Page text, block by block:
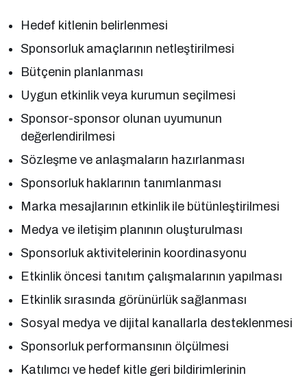
Hedef kitlenin belirlenmesi
Sponsorluk amaçlarının netleştirilmesi
Bütçenin planlanması
Uygun etkinlik veya kurumun seçilmesi
Sponsor-sponsor olunan uyumunun
değerlendirilmesi
Sözleşme ve anlaşmaların hazırlanması
Sponsorluk haklarının tanımlanması
Marka mesajlarının etkinlik ile bütünleştirilmesi
Medya ve iletişim planının oluşturulması
Sponsorluk aktivitelerinin koordinasyonu
Etkinlik öncesi tanıtım çalışmalarının yapılması
Etkinlik sırasında görünürlük sağlanması
Sosyal medya ve dijital kanallarla desteklenmesi
Sponsorluk performansının ölçülmesi
Katılımcı ve hedef kitle geri bildirimlerinin